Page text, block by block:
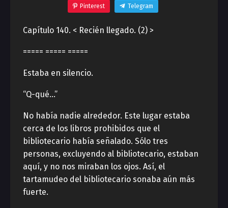
Pinterest Telegram
Capítulo 140. < Recién llegado. (2) >
===== ===== =====
Estaba en silencio.
“Q-qué…”
No había nadie alrededor. Este lugar estaba
cerca de los libros prohibidos que el
bibliotecario había señalado. Sólo tres
personas, excluyendo al bibliotecario, estaban
aquí, y no nos miraban los ojos. Así, el
tartamudeo del bibliotecario sonaba aún más
fuerte.